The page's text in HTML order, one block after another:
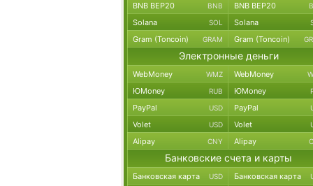
BNB BEP20 BNB BNB BEP20
Solana SOL Solana
Gram (Toncoin) GRAM Gram (Toncoin)
Электронные деньги
WebMoney WMZ WebMoney
ЮMoney RUB ЮMoney
PayPal USD PayPal
Volet USD Volet
Alipay CNY Alipay
Банковские счета и карты
Банковская карта USD Банковская карта